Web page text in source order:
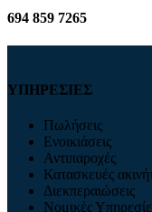
694 859 7265
ΥΠΗΡΕΣΙΕΣ
Πωλήσεις
Ενοικιάσεις
Αντιπαροχές
Κατασκευές
Διεκπεραιώσεις
Νομικές